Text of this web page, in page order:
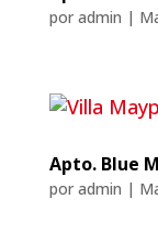
por admin |
Apto. Blue
por admin |